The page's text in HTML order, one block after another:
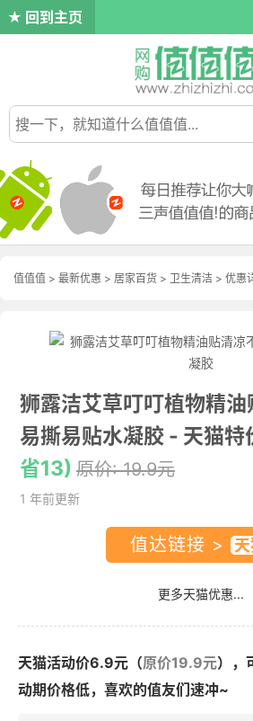
回到主页
值值值 > 最新优惠 > 居家百货 > 卫生清洁 > 优惠
狮露洁艾草叮叮植物精
易撕易贴水凝胶 - 天猫特
省13) 原价: 19.9元
1 年前更新
值达链接 >
更多天猫优惠...
天猫活动价6.9元（原价19.9元），
动期价格低，喜欢的值友们速冲~